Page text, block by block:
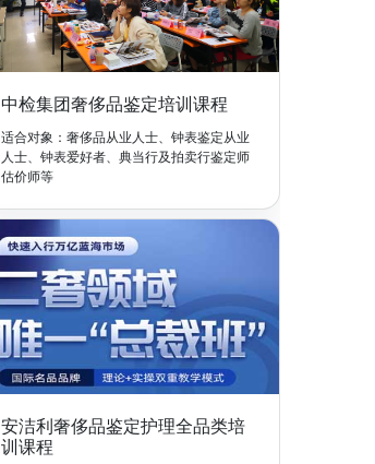
中检集团奢侈品鉴定培训课程
适合对象：奢侈品从业人士、钟表鉴定从业
人士、钟表爱好者、典当行及拍卖行鉴定师
估价师等
安洁利奢侈品鉴定护理全品类培
训课程